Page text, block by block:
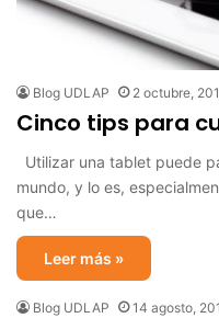
Blog UDLAP 2 octubre,
Cinco tips para
Utilizar una tablet puede
mundo, y lo es,
que…
Leer más »
Blog UDLAP 14 agosto,